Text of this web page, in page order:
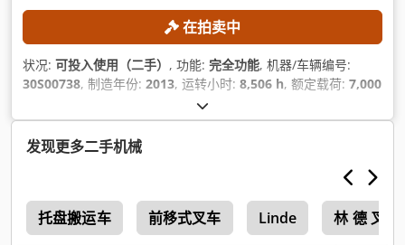
在拍卖中
状况: 可投入使用（二手） , 功能: 完全功能, 机器/车辆编号:
30S00738, 制造年份: 2013, 运转小时: 8,506 h, 额定载荷: 7,000
, 建筑高度:
毫米, 空载重量:10,410 千克,
发现更多二手机械
托盘搬运车 前移式叉车 Linde 林 德 叉车